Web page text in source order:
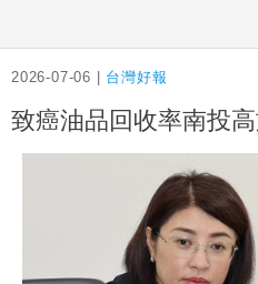
2026-07-06 | 台灣好報
致癌油品回收率南投